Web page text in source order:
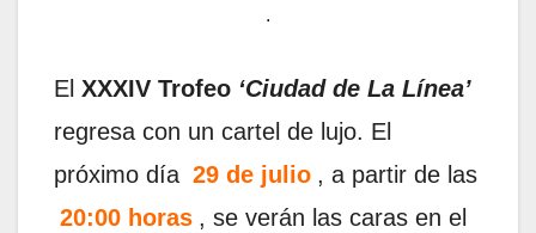
.
El XXXIV Trofeo ‘Ciudad de La Línea’
regresa con un cartel de lujo. El
próximo día 29 de julio , a partir de las
20:00 horas , se verán las caras en el